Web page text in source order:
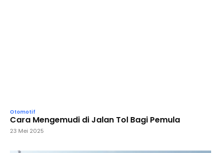
Otomotif
Cara Mengemudi di Jalan Tol Bagi Pemula
23 Mei 2025